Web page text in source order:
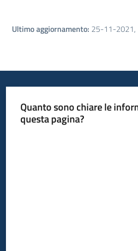
Ultimo aggiornamento: 25-11-2021,
Quanto sono chiare le
questa pagina?